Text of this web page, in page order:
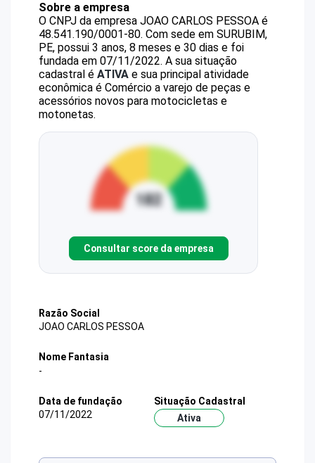
Sobre a empresa
O CNPJ da empresa JOAO CARLOS PESSOA é
48.541.190/0001-80. Com sede em SURUBIM,
PE, possui 3 anos, 8 meses e 30 dias e foi
fundada em 07/11/2022. A sua situação
cadastral é ATIVA e sua principal atividade
econômica é Comércio a varejo de peças e
acessórios novos para motocicletas e
motonetas.
Consultar score da empresa
Razão Social
JOAO CARLOS PESSOA
Nome Fantasia
-
Data de fundação
07/11/2022
Situação Cadastral
Ativa